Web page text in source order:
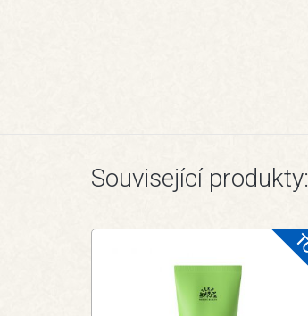
Související produkty: